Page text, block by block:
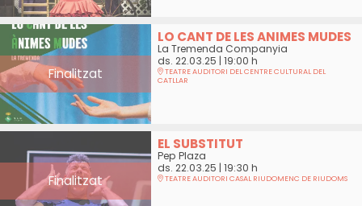
Finalitzat
LO CANT DE LES ANIMES MUDES
La Tremenda Companyia
ds. 22.03.25 | 19:00 h
TEATRE AUDITORI DEL CENTRE CULTURAL DEL
CATLLAR
Finalitzat
EL SUBSTITUT
Pep Plaza
ds. 22.03.25 | 19:30 h
TEATRE AUDITORI CASAL RIUDOMENC DE RIUDOMS